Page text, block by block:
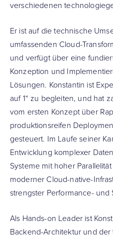
verschiedenen
Er ist auf die technische
umfassenden Cloud-
und verfügt über eine
Konzeption und
Lösungen. Konstantin ist
auf 1“ zu begleiten, und hat
vom ersten Konzept über
produktionsreifen
gesteuert. Im Laufe seiner
Entwicklung komplexer
Systeme mit hoher
moderner Cloud-native-
strengster Performance- und
Als Hands-on Leader ist
Backend-Architektur und